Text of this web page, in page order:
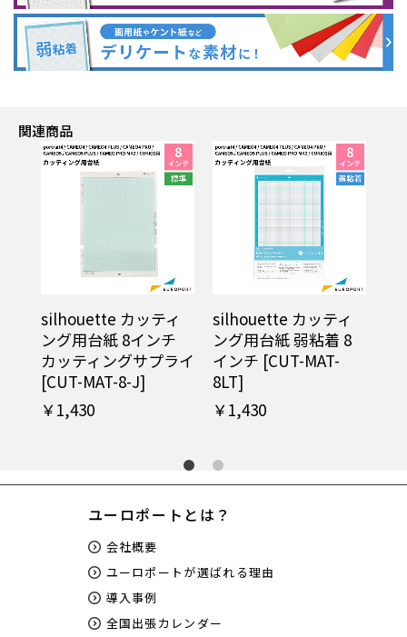
関連商品
silhouette カッティ
ング用台紙 8インチ
カッティングサプライ
[CUT-MAT-8-J]
￥1,430
silhouette カッティ
ング用台紙 弱粘着 8
インチ [CUT-MAT-
8LT]
￥1,430
ユーロポートとは？
会社概要
ユーロポートが選ばれる理由
導入事例
全国出張カレンダー